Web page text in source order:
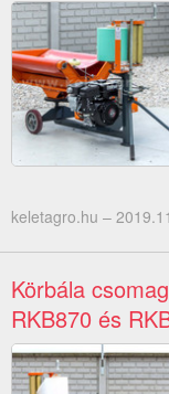
keletagro.hu –
Körbála
RKB870 és